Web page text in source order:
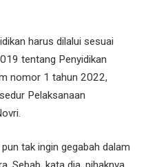
harus dilalui sesuai
tentang Penyidikan
nomor 1 tahun 2022,
Pelaksanaan
tak ingin gegabah dalam